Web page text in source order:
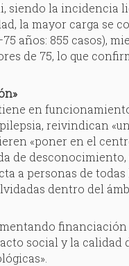
siendo la incidencia
la mayor carga se
años: 855 casos),
de 75, lo que
en
reivindican
«poner en el
de desconocimiento,
a personas de todas
dentro del
social y la calidad